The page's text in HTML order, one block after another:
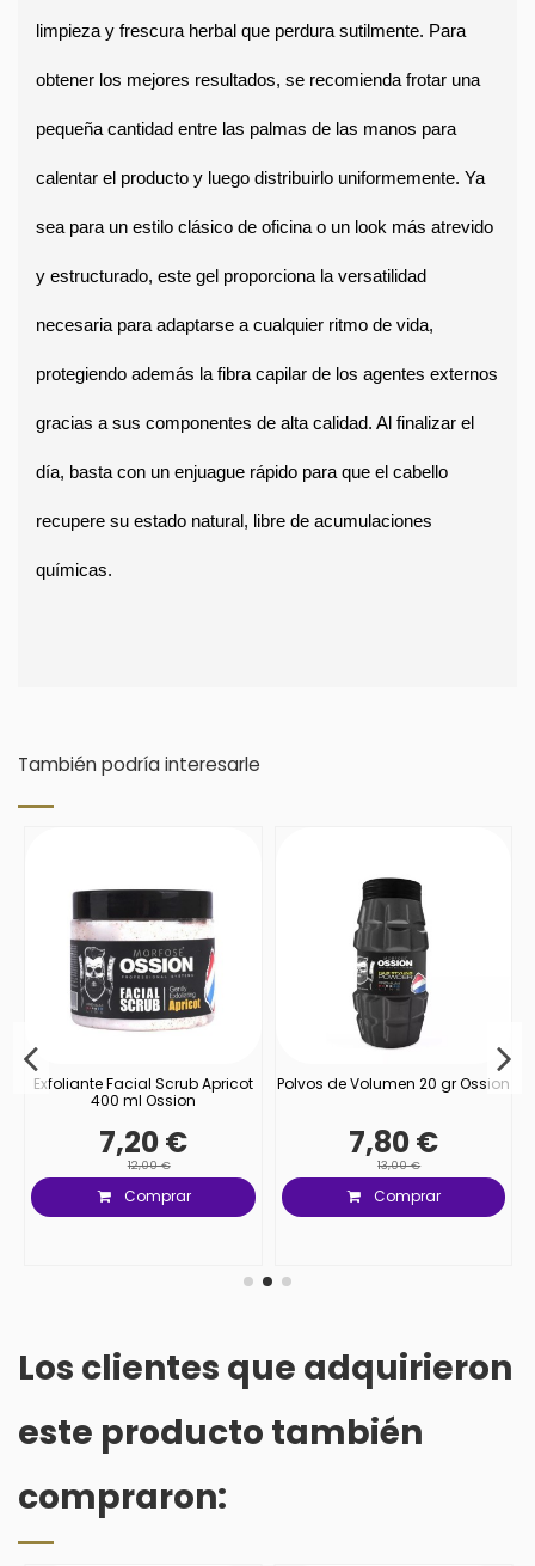
limpieza y frescura herbal que perdura sutilmente. Para
obtener los mejores resultados, se recomienda frotar una
pequeña cantidad entre las palmas de las manos para
calentar el producto y luego distribuirlo uniformemente. Ya
sea para un estilo clásico de oficina o un look más atrevido
y estructurado, este gel proporciona la versatilidad
necesaria para adaptarse a cualquier ritmo de vida,
protegiendo además la fibra capilar de los agentes externos
gracias a sus componentes de alta calidad. Al finalizar el
día, basta con un enjuague rápido para que el cabello
recupere su estado natural, libre de acumulaciones
químicas.
También podría interesarle
Exfoliante Facial Scrub Apricot
400 ml Ossion
7,20 €
12,00 €
Comprar
Polvos de Volumen 20 gr Ossion
7,80 €
13,00 €
Comprar
Los clientes que adquirieron
este producto también
compraron: